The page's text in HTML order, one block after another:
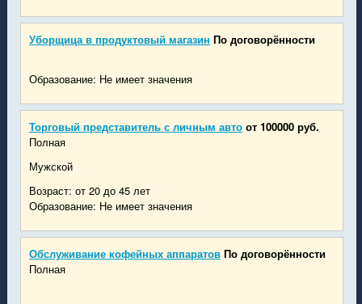
Уборщица в продуктовый магазин По договорённости
Образование: Не имеет значения
Торговый представитель с личным авто от 100000 руб.
Полная
Мужской
Возраст: от 20 до 45 лет
Образование: Не имеет значения
Обслуживание кофейных аппаратов По договорённости
Полная